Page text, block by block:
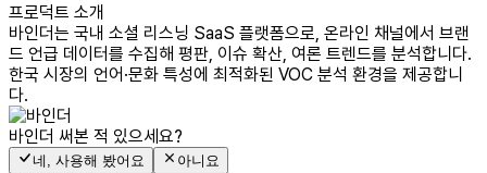
프로덕트 소개
바인더는 국내 소셜 리스닝 SaaS 플랫폼으로, 온라인 채널에서 브랜
드 언급 데이터를 수집해 평판, 이슈 확산, 여론 트렌드를 분석합니다.
한국 시장의 언어·문화 특성에 최적화된 VOC 분석 환경을 제공합니
다.
바인더 써본 적 있으세요?
네, 사용해 봤어요 아니요